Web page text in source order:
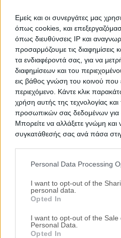
Εμείς και οι συνεργάτες μας
όπως cookies, και
όπως διευθύνσεις IP και
προσαρμόζουμε τις διαφημίσεις
τα ενδιαφέροντά σας, για να
διαφημίσεων και του
εις βάθος γνώση του κοινού που
περιεχόμενο. Κάντε κλικ
χρήση αυτής της τεχνολογίας
προσωπικών σας δεδομένων για
Μπορείτε να αλλάξετε γνώμη και
συγκατάθεσής σας ανά πάσα
services and may gather and
not limited to your visit or usage
grant or deny consent to Google
use your data for below
consent section.
Personal Data Processing
I want to opt-out of the
personal data.
Opted In
I want to opt-out of the Sale
Personal Data.
Opted In
Νομικός έλεγχος
Συντονισμός νομικών
Τεχνικός έλεγχος
εμπορικής αξίας
Θέλεις Τραπεζική
Ζητήστε
συγκεκριμένου ακινήτου
Προτεινόμενα Ακίνητα
Βιοτεχνικό
στάθμευσης
Νομός